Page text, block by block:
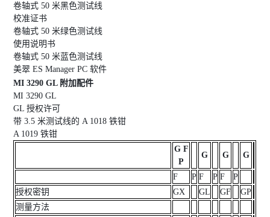
卷轴式 50 米黑色测试线
校准证书
卷轴式 50 米绿色测试线
使用说明书
卷轴式 50 米蓝色测试线
美翠 ES Manager PC 软件
MI 3290 GL 附加配件
MI 3290 GL
GL 授权许可
带 3.5 米测试线的 A 1018 铁钳
A 1019 铁钳
G F
P
G G G
F P F P F
P
授权密钥
GX GL GF
GP
测量方法